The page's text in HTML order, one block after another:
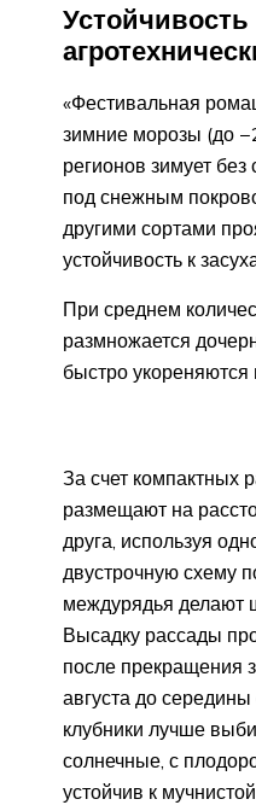
Устойчивость
«Фестивальная
зимние морозы (до
регионов зимует
под снежным
другими сортами
устойчивость к
При среднем
размножается
быстро
За счет компактных
размещают на
друга, используя
двустрочную схему
междурядья делают
Высадку рассады
после прекращения
августа до
клубники лучше
солнечные, с
устойчив к